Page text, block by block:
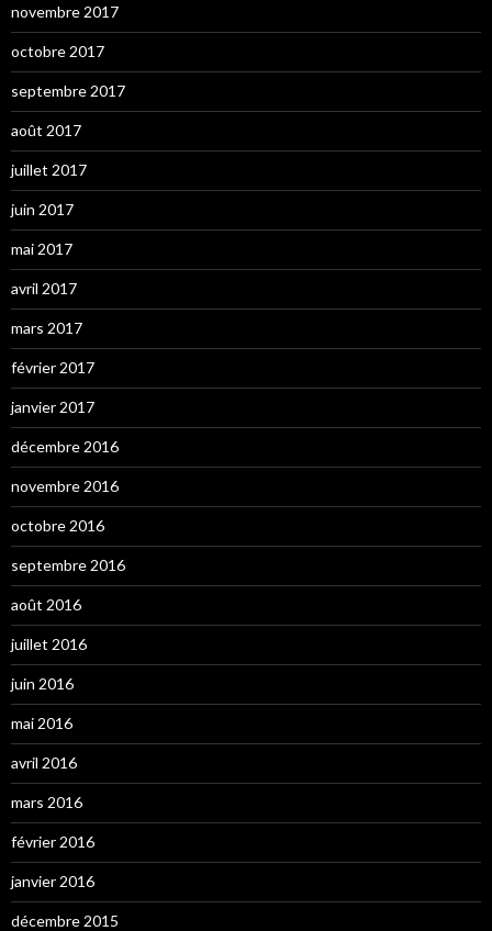
novembre 2017
octobre 2017
septembre 2017
août 2017
juillet 2017
juin 2017
mai 2017
avril 2017
mars 2017
février 2017
janvier 2017
décembre 2016
novembre 2016
octobre 2016
septembre 2016
août 2016
juillet 2016
juin 2016
mai 2016
avril 2016
mars 2016
février 2016
janvier 2016
décembre 2015